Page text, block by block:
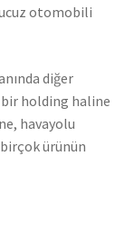
ucuz otomobili
diğer
holding haline
havayolu
ürünün